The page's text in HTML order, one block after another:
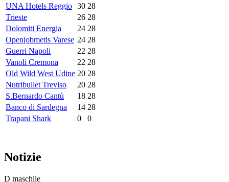
UNA Hotels Reggio 30 28
Trieste
26 28
Dolomiti Energia
24 28
Openjobmetis Varese 24 28
Guerri Napoli
22 28
Vanoli Cremona
22 28
Old Wild West Udine 20 28
Nutribullet Treviso
20 28
S.Bernardo Cantù
18 28
Banco di Sardegna
14 28
Trapani Shark
0 0
Notizie
D maschile